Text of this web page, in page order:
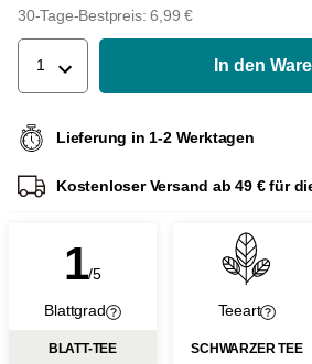
30-Tage-Bestpreis: 6,99 €
1 In den
Lieferung in 1-2 Werktagen
Kostenloser Versand ab 49 € für
1/5
Blattgrad
BLATT-TEE
Teeart
SCHWARZER TEE